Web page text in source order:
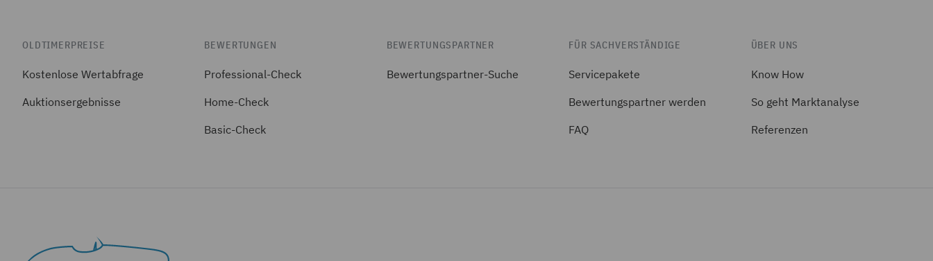
OLDTIMERPREISE
Kostenlose Wertabfrage
Auktionsergebnisse
BEWERTUNGEN
Professional-Check
Home-Check
Basic-Check
BEWERTUNGSPARTNER
Bewertungspartner-Suche
FÜR SACHVERSTÄNDIGE
Servicepakete
Bewertungspartner werden
FAQ
ÜBER UNS
Know How
So geht Marktanalyse
Referenzen